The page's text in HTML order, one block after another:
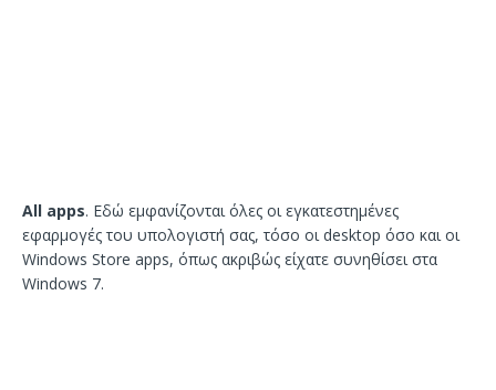
All apps. Εδώ εμφανίζονται όλες οι εγκατεστημένες
εφαρμογές του υπολογιστή σας, τόσο οι desktop όσο και οι
Windows Store apps, όπως ακριβώς είχατε συνηθίσει στα
Windows 7.